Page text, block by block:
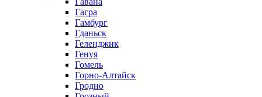
Гагра
Гамбург
Гданьск
Геленджик
Генуя
Гомель
Горно-Алтайск
Гродно